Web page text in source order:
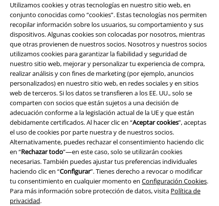
Utilizamos cookies y otras tecnologías en nuestro sitio web, en
conjunto conocidas como “cookies”. Estas tecnologías nos permiten
recopilar información sobre los usuarios, su comportamiento y sus
dispositivos. Algunas cookies son colocadas por nosotros, mientras
que otras provienen de nuestros socios. Nosotros y nuestros socios
utilizamos cookies para garantizar la fiabilidad y seguridad de
nuestro sitio web, mejorar y personalizar tu experiencia de compra,
realizar análisis y con fines de marketing (por ejemplo, anuncios
personalizados) en nuestro sitio web, en redes sociales y en sitios
web de terceros. Si los datos se transfieren a los EE. UU., solo se
comparten con socios que están sujetos a una decisión de
adecuación conforme a la legislación actual de la UE y que están
debidamente certificados. Al hacer clic en “Aceptar cookies”, aceptas
el uso de cookies por parte nuestra y de nuestros socios.
Alternativamente, puedes rechazar el consentimiento haciendo clic
en “Rechazar todo”—en este caso, solo se utilizarán cookies
necesarias. También puedes ajustar tus preferencias individuales
haciendo clic en “Configurar”. Tienes derecho a revocar o modificar
tu consentimiento en cualquier momento en Configuración Cookies.
Para más información sobre protección de datos, visita Política de
privacidad.
Descuentos para ti
Concursos
Cheques Regalo
Descuento para estudiantes
EMP Backstage Club
Sobre EMP
EMP Eventos
Programa de Afiliados